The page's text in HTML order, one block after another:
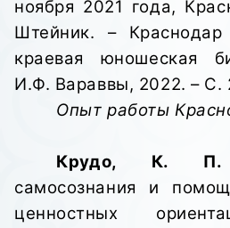
ноября 2021 года,
Штейник. – Краснодар
краевая юношеская
И.Ф. Вараввы, 2022. – С.
Опыт работы
Крудо, К.
самосознания и
ценностных